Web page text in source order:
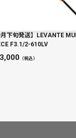
月下旬発送】LEVANTE
F3.1/2-610LV
（税込）